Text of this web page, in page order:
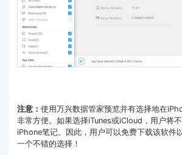
注意： 使用万兴数据管家预览并有选择地在
非常方便。如果选择iTunes或iCloud，用户将
iPhone笔记。因此，用户可以免费下载该软件
一个不错的选择！